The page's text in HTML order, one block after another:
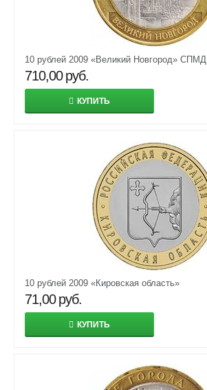
10 рублей 2009 «Великий Новгород» СПМД
710,00 руб.
КУПИТЬ
10 рублей 2009 «Кировская область»
71,00 руб.
КУПИТЬ